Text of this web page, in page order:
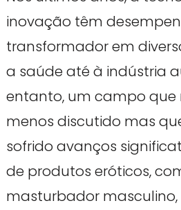
inovação têm
transformador em
a saúde até à indústria
entanto, um campo que
menos discutido mas
sofrido avanços
de produtos eróticos,
masturbador